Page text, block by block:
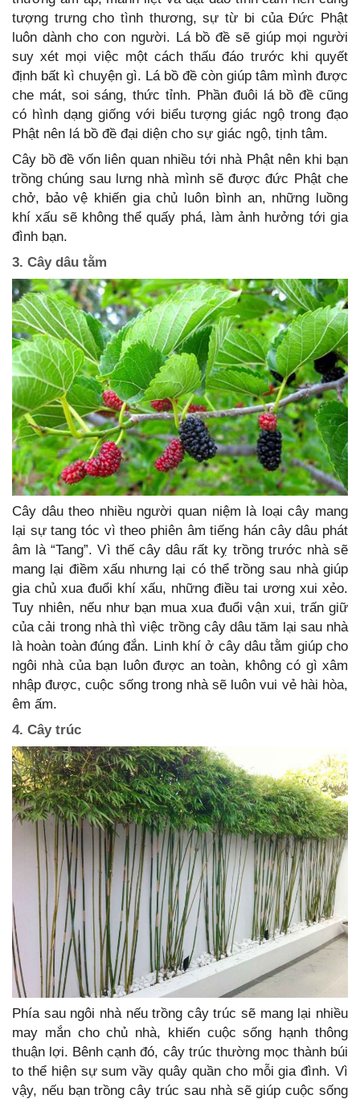
tượng trưng cho tình thương, sự từ bi của Đức Phật
luôn dành cho con người. Lá bồ đề sẽ giúp mọi người
suy xét mọi việc một cách thấu đáo trước khi quyết
định bất kì chuyện gì. Lá bồ đề còn giúp tâm mình được
che mát, soi sáng, thức tỉnh. Phần đuôi lá bồ đề cũng
có hình dạng giống với biểu tượng giác ngộ trong đạo
Phật nên lá bồ đề đại diện cho sự giác ngộ, tịnh tâm.
Cây bồ đề vốn liên quan nhiều tới nhà Phật nên khi bạn
trồng chúng sau lưng nhà mình sẽ được đức Phật che
chở, bảo vệ khiến gia chủ luôn bình an, những luồng
khí xấu sẽ không thể quấy phá, làm ảnh hưởng tới gia
đình bạn.
3. Cây dâu tằm
Cây dâu theo nhiều người quan niệm là loại cây mang
lại sự tang tóc vì theo phiên âm tiếng hán cây dâu phát
âm là “Tang”. Vì thế cây dâu rất kỵ trồng trước nhà sẽ
mang lại điềm xấu nhưng lại có thể trồng sau nhà giúp
gia chủ xua đuổi khí xấu, những điều tai ương xui xẻo.
Tuy nhiên, nếu như bạn mua xua đuổi vận xui, trấn giữ
của cải trong nhà thì việc trồng cây dâu tăm lại sau nhà
là hoàn toàn đúng đắn. Linh khí ở cây dâu tằm giúp cho
ngôi nhà của bạn luôn được an toàn, không có gì xâm
nhập được, cuộc sống trong nhà sẽ luôn vui vẻ hài hòa,
êm ấm.
4. Cây trúc
Phía sau ngôi nhà nếu trồng cây trúc sẽ mang lại nhiều
may mắn cho chủ nhà, khiến cuộc sống hạnh thông
thuận lợi. Bênh cạnh đó, cây trúc thường mọc thành búi
to thể hiện sự sum vầy quây quần cho mỗi gia đình. Vì
vậy, nếu bạn trồng cây trúc sau nhà sẽ giúp cuộc sống